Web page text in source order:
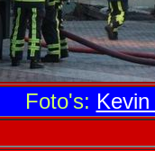
Foto's: